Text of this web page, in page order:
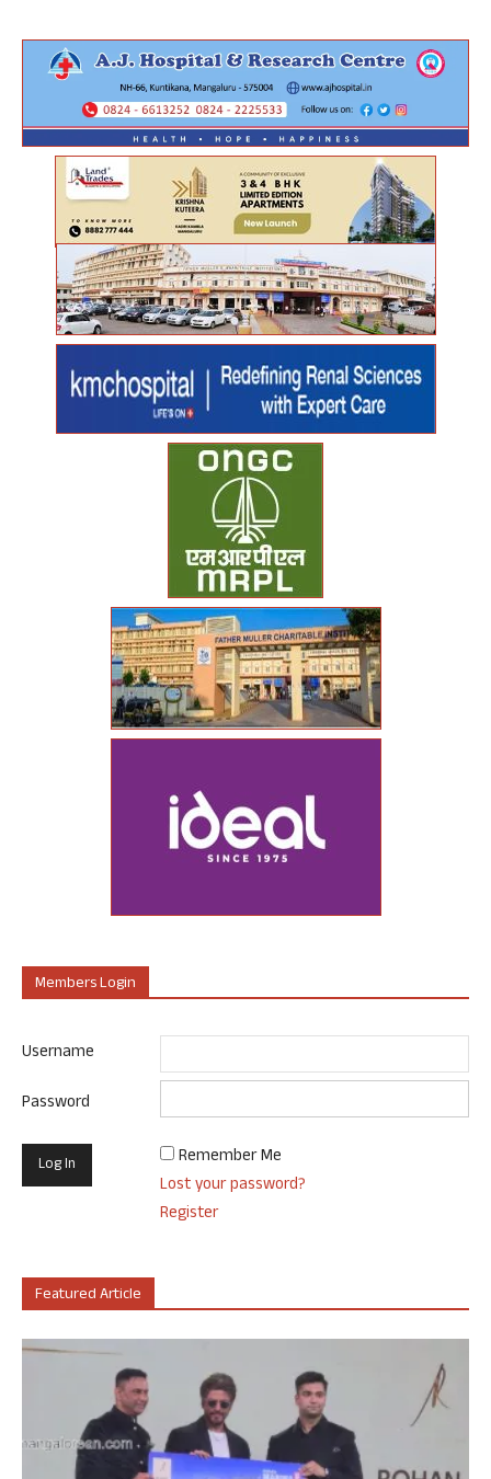
Members Login
Username
Password
Remember Me
Lost your password?
Register
Featured Article